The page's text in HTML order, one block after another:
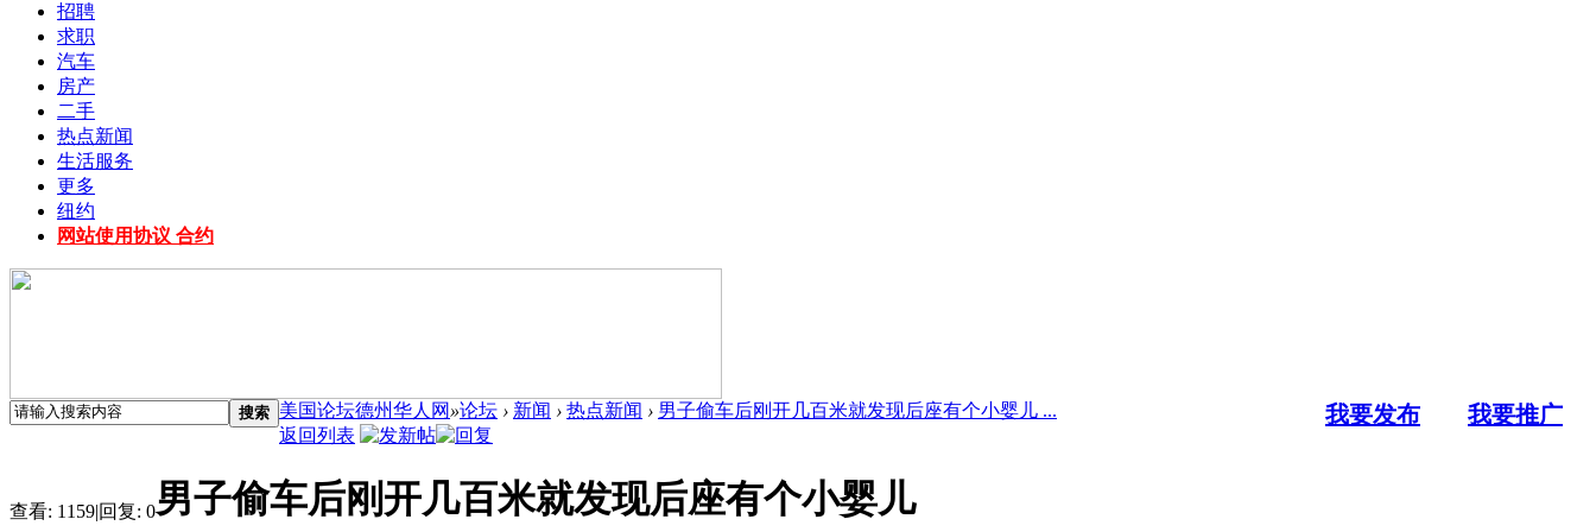
招聘
求职
汽车
房产
二手
热点新闻
生活服务
更多
纽约
网站使用协议 合约
搜索 我要发布 我要推广
美国论坛德州华人网 »论坛 › 新闻 › 热点新闻 › 男子偷车后刚开几百米就发现后座有个小婴儿 ...
返回列表
查看: 1159|回复: 0男子偷车后刚开几百米就发现后座有个小婴儿